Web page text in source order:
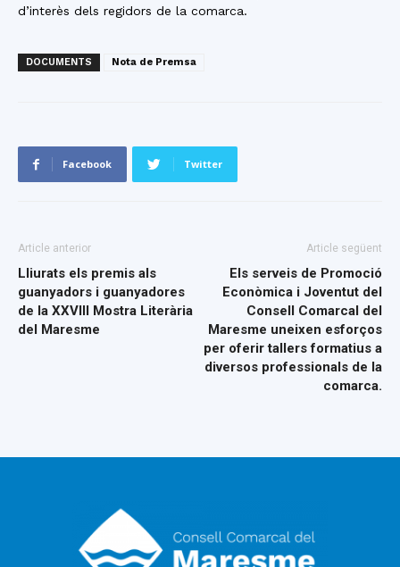
d’interès dels regidors de la comarca.
DOCUMENTS Nota de Premsa
Facebook Twitter
Article anterior
Lliurats els premis als
guanyadors i guanyadores
de la XXVIII Mostra Literària
del Maresme
Article següent
Els serveis de Promoció
Econòmica i Joventut del
Consell Comarcal del
Maresme uneixen esforços
per oferir tallers formatius a
diversos professionals de la
comarca.